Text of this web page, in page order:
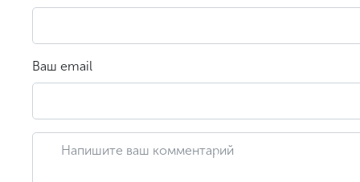
Ваш email